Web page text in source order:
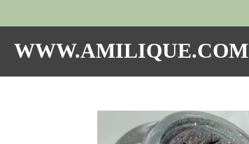
till
huvudinnehållet
WWW.AMILIQUE.COM